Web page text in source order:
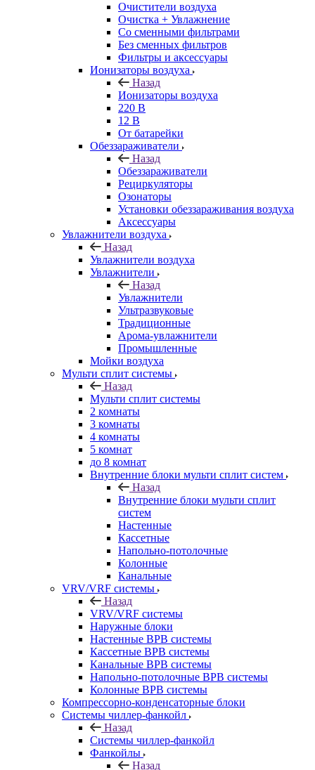
Очистители воздуха
Очистка + Увлажнение
Cо сменными фильтрами
Без сменных фильтров
Фильтры и аксессуары
Ионизаторы воздуха
Назад
Ионизаторы воздуха
220 В
12 В
От батарейки
Обеззараживатели
Назад
Обеззараживатели
Рециркуляторы
Озонаторы
Установки обеззараживания воздуха
Аксессуары
Увлажнители воздуха
Назад
Увлажнители воздуха
Увлажнители
Назад
Увлажнители
Ультразвуковые
Традиционные
Арома-увлажнители
Промышленные
Мойки воздуха
Мульти сплит системы
Назад
Мульти сплит системы
2 комнаты
3 комнаты
4 комнаты
5 комнат
до 8 комнат
Внутренние блоки мульти сплит систем
Назад
Внутренние блоки мульти сплит
систем
Настенные
Кассетные
Напольно-потолочные
Колонные
Канальные
VRV/VRF системы
Назад
VRV/VRF системы
Наружные блоки
Настенные ВРВ системы
Кассетные ВРВ системы
Канальные ВРВ системы
Напольно-потолочные ВРВ системы
Колонные ВРВ системы
Компрессорно-конденсаторные блоки
Системы чиллер-фанкойл
Назад
Системы чиллер-фанкойл
Фанкойлы
Назад